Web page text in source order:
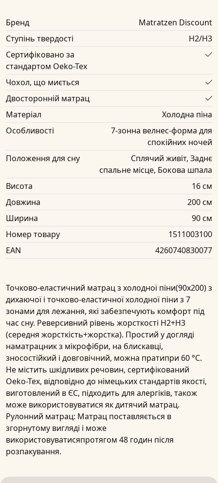
Бренд
Matratzen Discount
Ступінь твердості
H2/H3
Сертифіковано за
стандартом Oeko-Tex
Чохол, що миється
Двосторонній матрац
Матеріал
Холодна піна
Особливості
7-зонна велнес-форма для
спокійних ночей
Положення для сну
Сплячий живіт, Заднє
спальне місце, Бокова шпала
Висота
16 см
Довжина
200 см
Ширина
90 см
Номер товару
1511003100
EAN
4260740830077
Точково-еластичний матрац з холодної піни(90х200) з
дихаючої і точково-еластичної холодної піни з 7
зонами для лежання, які забезпечують комфорт під
час сну. Реверсивний рівень жорсткості H2+H3
(середня жорсткість+жорстка). Простий у догляді
наматрацник з мікрофібри, на блискавці,
зносостійкий і довговічний, можна пратипри 60 °C.
Не містить шкідливих речовин, сертифікований
Oeko-Tex, відповідно до німецьких стандартів якості,
виготовлений в ЄС, підходить для алергіків, також
може використовуватися як дитячий матрац.
Рулонний матрац: Матрац поставляється в
згорнутому вигляді і може
використовуватисяпротягом 48 годин після
розпакування.